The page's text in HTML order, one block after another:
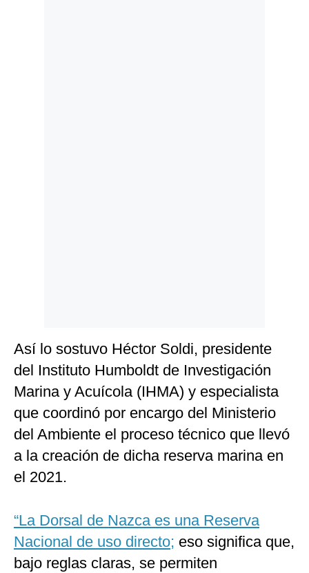
Así lo sostuvo Héctor Soldi, presidente
del Instituto Humboldt de Investigación
Marina y Acuícola (IHMA) y especialista
que coordinó por encargo del Ministerio
del Ambiente el proceso técnico que llevó
a la creación de dicha reserva marina en
el 2021.
“La Dorsal de Nazca es una Reserva
Nacional de uso directo; eso significa que,
bajo reglas claras, se permiten